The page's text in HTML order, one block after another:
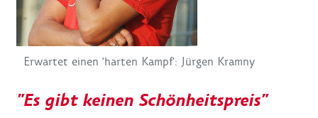
Erwartet einen 'harten Kampf': Jürgen Kramny
"Es gibt keinen Schönheitspreis"